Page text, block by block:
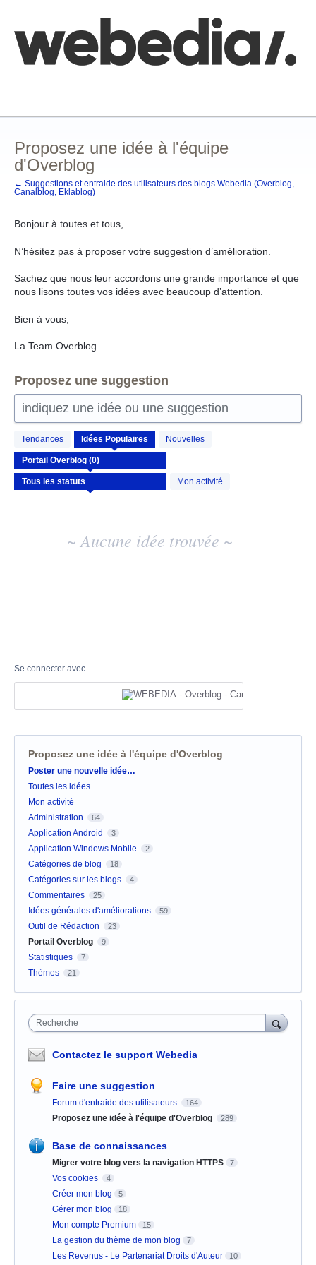
contenu
Proposez une idée à l'équipe
d'Overblog
← Suggestions et entraide des utilisateurs des blogs Webedia (Overblog,
Canalblog, Eklablog)
Bonjour à toutes et tous,
N’hésitez pas à proposer votre suggestion d’amélioration.
Sachez que nous leur accordons une grande importance et que
nous lisons toutes vos idées avec beaucoup d’attention.
Bien à vous,
La Team Overblog.
Proposez une suggestion
indiquez une idée ou une suggestion
Tendances Idées Populaires Nouvelles
Mon activité
Aucun
résultat
d'idée
existant
~ Aucune idée trouvée ~
Se connecter avec
Proposez une idée à l'équipe d'Overblog
Catégories
Poster une nouvelle idée…
Toutes les idées
Mon activité
Administration
64
Application Android 3
Application Windows Mobile 2
Catégories de blog 18
Catégories sur les blogs 4
Commentaires 25
Idées générales d'améliorations 59
Outil de Rédaction 23
Portail Overblog 9
Statistiques 7
Thèmes 21
Recherche
Contactez le support Webedia
Faire une suggestion
Forum d'entraide des utilisateurs 164
Proposez une idée à l'équipe d'Overblog 289
Base de connaissances
Migrer votre blog vers la navigation HTTPS 7
Vos cookies 4
Créer mon blog 5
Gérer mon blog 18
Mon compte Premium 15
La gestion du thème de mon blog 7
Les Revenus - Le Partenariat Droits d'Auteur 10